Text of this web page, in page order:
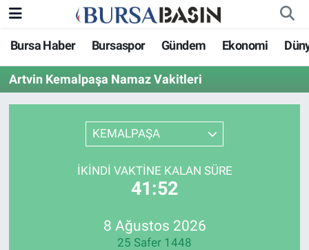
Bursa Haber Bursaspor Gündem Ekonomi
Artvin Kemalpaşa Namaz Vakitleri
KEMALPAŞA
İKINDI VAKTINE KALAN SÜRE
41:52
8 Ağustos 2026
25 Safer 1448
Bursa Haber
Genel
Bursa Nöbetçi Eczaneler
Bursa Hava Durumu
Bursa Namaz Vakitleri
Süper Lig Puan Durumu ve Fikstür
Tüm Manşetler